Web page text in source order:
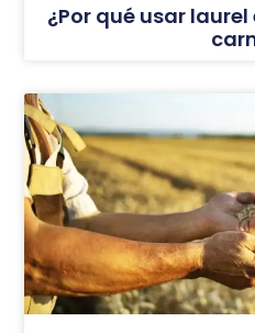
¿Por qué usar